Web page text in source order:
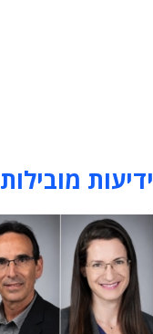
ידיעות מובילות